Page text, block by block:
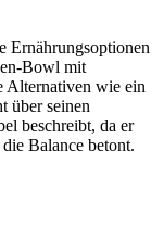
Ernährungsoptionen
Bowl mit
Alternativen wie ein
über seinen
beschreibt, da er
Balance betont.